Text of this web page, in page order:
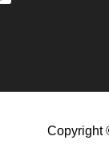
Copyright